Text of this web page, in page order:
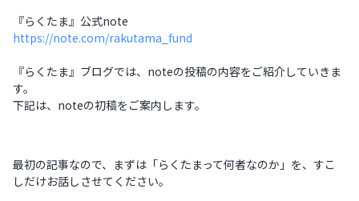
『らくたま』公式note
https://note.com/rakutama_fund
『らくたま』ブログでは、noteの投稿の内容をご紹介していきま
す。
下記は、noteの初稿をご案内します。
最初の記事なので、まずは「らくたまって何者なのか」を、すこ
しだけお話しさせてください。